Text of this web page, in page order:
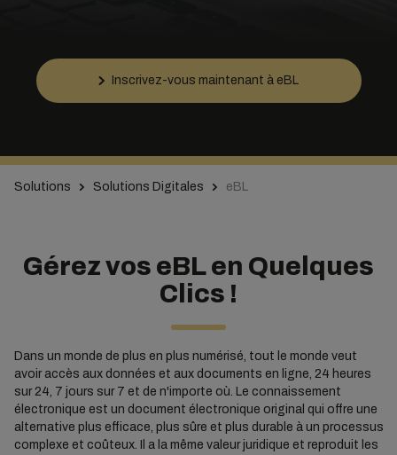
Inscrivez-vous maintenant à eBL
Solutions Solutions Digitales eBL
Gérez vos eBL en Quelques
Clics !
Dans un monde de plus en plus numérisé, tout le monde veut
avoir accès aux données et aux documents en ligne, 24 heures
sur 24, 7 jours sur 7 et de n'importe où. Le connaissement
électronique est un document électronique original qui offre une
alternative plus efficace, plus sûre et plus durable à un processus
complexe et coûteux. Il a la même valeur juridique et reproduit les